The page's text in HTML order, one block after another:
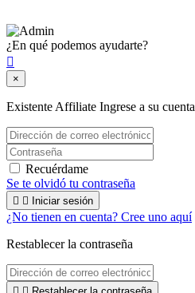
¿En qué podemos ayudarte?

×
Existente Affiliate Ingrese a su cuenta
Recuérdame
Se te olvidó tu contraseña
  Iniciar sesión
¿No tienen en cuenta? Cree uno aquí
Restablecer la contraseña